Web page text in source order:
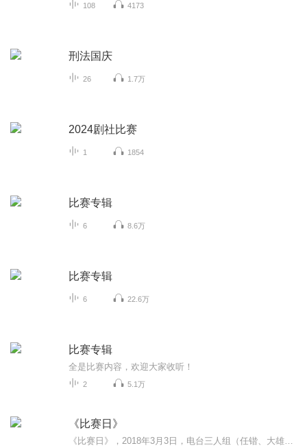
108 4173
刑法国庆
26 1.7万
2024剧社比赛
1 1854
比赛专辑
6 8.6万
比赛专辑
6 22.6万
比赛专辑
全是比赛内容，欢迎大家收听！
2 5.1万
《比赛日》